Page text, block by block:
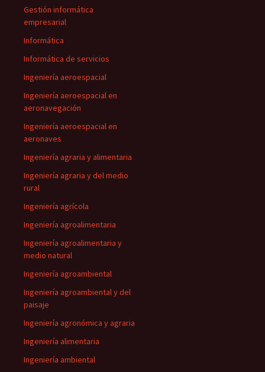
Gestión informática
empresarial
Informática
Informática de servicios
Ingeniería aeroespacial
Ingeniería aeroespacial en
aeronavegación
Ingeniería aeroespacial en
aeronaves
Ingeniería agraria y alimentaria
Ingeniería agraria y del medio
rural
Ingeniería agrícola
Ingeniería agroalimentaria
Ingeniería agroalimentaria y
medio natural
Ingeniería agroambiental
Ingeniería agroambiental y del
paisaje
Ingeniería agronómica y agraria
Ingeniería alimentaria
Ingeniería ambiental